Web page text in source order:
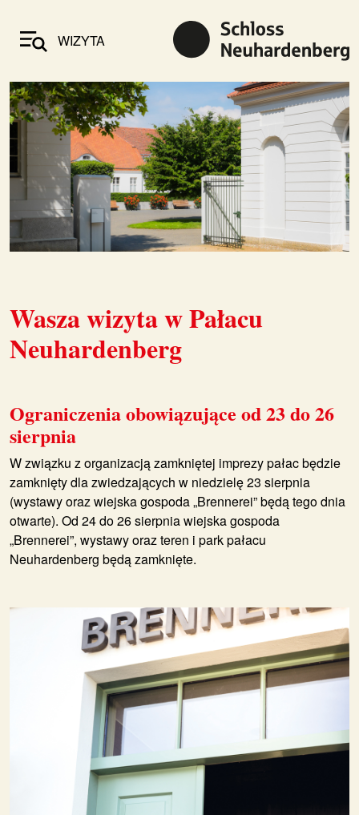
WIZYTA
Wasza wizyta w Pałacu
Neuhardenberg
Ograniczenia obowiązujące od 23 do 26
sierpnia
W związku z organizacją zamkniętej imprezy pałac będzie
zamknięty dla zwiedzających w niedzielę 23 sierpnia
(wystawy oraz wiejska gospoda „Brennerei” będą tego dnia
otwarte). Od 24 do 26 sierpnia wiejska gospoda
„Brennerei”, wystawy oraz teren i park pałacu
Neuhardenberg będą zamknięte.